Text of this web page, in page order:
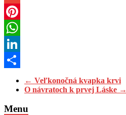
Gmail
Pinterest
WhatsApp
LinkedIn
← Veľkonočná kvapka krvi
O návratoch k prvej Láske →
Menu